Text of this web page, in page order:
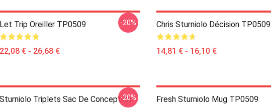
Let Trip Oreiller TP0509
22,08 € - 26,68 €
-20% Chris Sturniolo Décision TP0509
14,81 € - 16,10 €
Sturniolo Triplets Sac De Conception
-20% Fresh Sturniolo Mug TP0509